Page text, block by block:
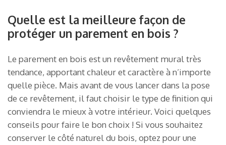
Quelle est la meilleure façon de
protéger un parement en bois ?
Le parement en bois est un revêtement mural très
tendance, apportant chaleur et caractère à n’importe
quelle pièce. Mais avant de vous lancer dans la pose
de ce revêtement, il faut choisir le type de finition qui
conviendra le mieux à votre intérieur. Voici quelques
conseils pour faire le bon choix ! Si vous souhaitez
conserver le côté naturel du bois, optez pour une